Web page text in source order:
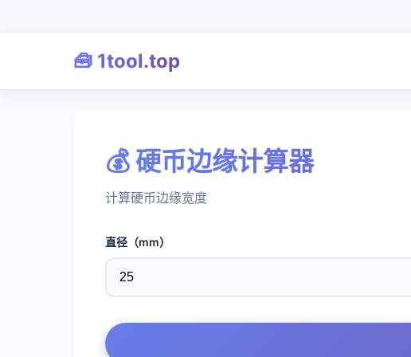
🧰 1tool.top
💰 硬币边缘计算器
计算硬币边缘宽度
直径（mm）